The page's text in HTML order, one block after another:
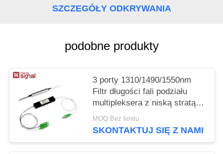
SZCZEGÓŁY ODKRYWANIA
podobne produkty
3 porty 1310/1490/1550nm
Filtr długości fali podziału
multipleksera z niską stratą
wstawiania wysokiej izolacji
kanału i wolnej od epoksydu
MOQ:Bez limitu
SKONTAKTUJ SIĘ Z NAMI